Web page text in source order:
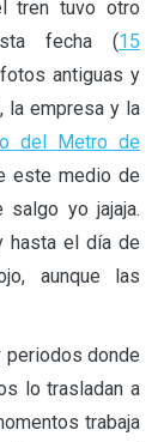
tren tuvo otro
fecha (15
antiguas y
la empresa y la
del Metro de
este medio de
salgo yo jajaja.
hasta el día de
aunque las
periodos donde
lo trasladan a
trabaja